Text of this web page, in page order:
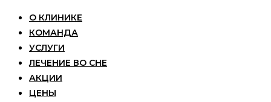
О КЛИНИКЕ
КОМАНДА
УСЛУГИ
ЛЕЧЕНИЕ ВО СНЕ
АКЦИИ
ЦЕНЫ